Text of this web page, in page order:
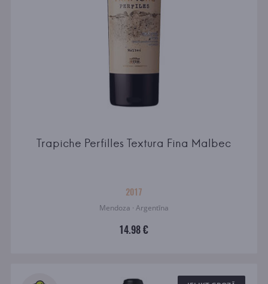
Trapiche Perfilles Textura Fina Malbec
2017
Mendoza · Argentīna
14.98 €